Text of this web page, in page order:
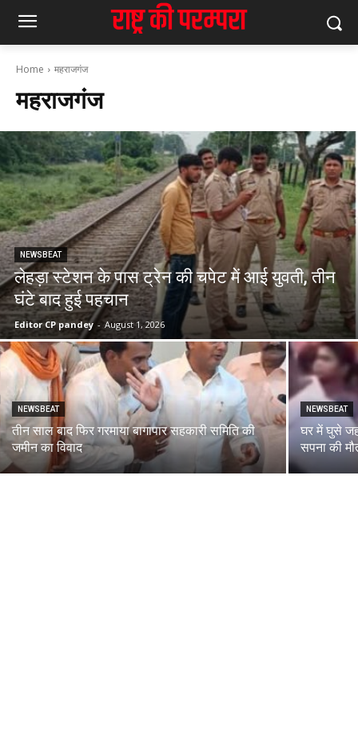
Home महराजगंज
महराजगंज
NEWSBEAT
लेहड़ा स्टेशन के पास ट्रेन की चपेट में आई युवती, तीन
घंटे बाद हुई पहचान
Editor CP pandey - August 1, 2026
NEWSBEAT
तीन साल बाद फिर गरमाया बागापार सहकारी समिति की
जमीन का विवाद
NEWSBEAT
घर में घुसे
सपना की